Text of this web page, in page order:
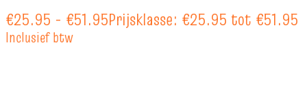
€25.95 - €51.95Prijsklasse: €25.95 tot €51.95
Inclusief btw